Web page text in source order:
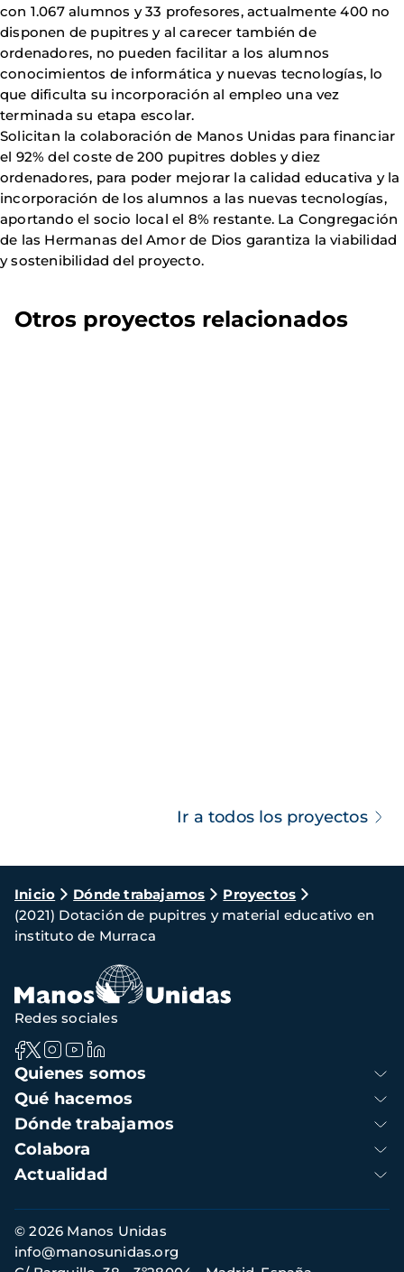
con 1.067 alumnos y 33 profesores, actualmente 400 no
disponen de pupitres y al carecer también de
ordenadores, no pueden facilitar a los alumnos
conocimientos de informática y nuevas tecnologías, lo
que dificulta su incorporación al empleo una vez
terminada su etapa escolar.
Solicitan la colaboración de Manos Unidas para financiar
el 92% del coste de 200 pupitres dobles y diez
ordenadores, para poder mejorar la calidad educativa y la
incorporación de los alumnos a las nuevas tecnologías,
aportando el socio local el 8% restante. La Congregación
de las Hermanas del Amor de Dios garantiza la viabilidad
y sostenibilidad del proyecto.
Otros proyectos relacionados
Ir a todos los proyectos
Ruta
de
navegación
Inicio Dónde trabajamos
Proyectos
(2021) Dotación de pupitres y material educativo en
instituto de Murraca
Navegación
principal
Quienes somos
Qué hacemos
Dónde trabajamos
Colabora
Actualidad
Redes sociales
Información
de
contacto
© 2026 Manos Unidas
info@manosunidas.org